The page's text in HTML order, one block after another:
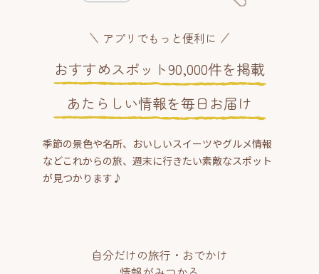
アプリでもっと便利に
おすすめスポット90,000件を掲載
あたらしい情報を毎日お届け
季節の景色や名所、おいしいスイーツやグルメ情報
などこれからの旅、週末に行きたい素敵なスポット
が見つかります♪
自分だけの旅行・おでかけ